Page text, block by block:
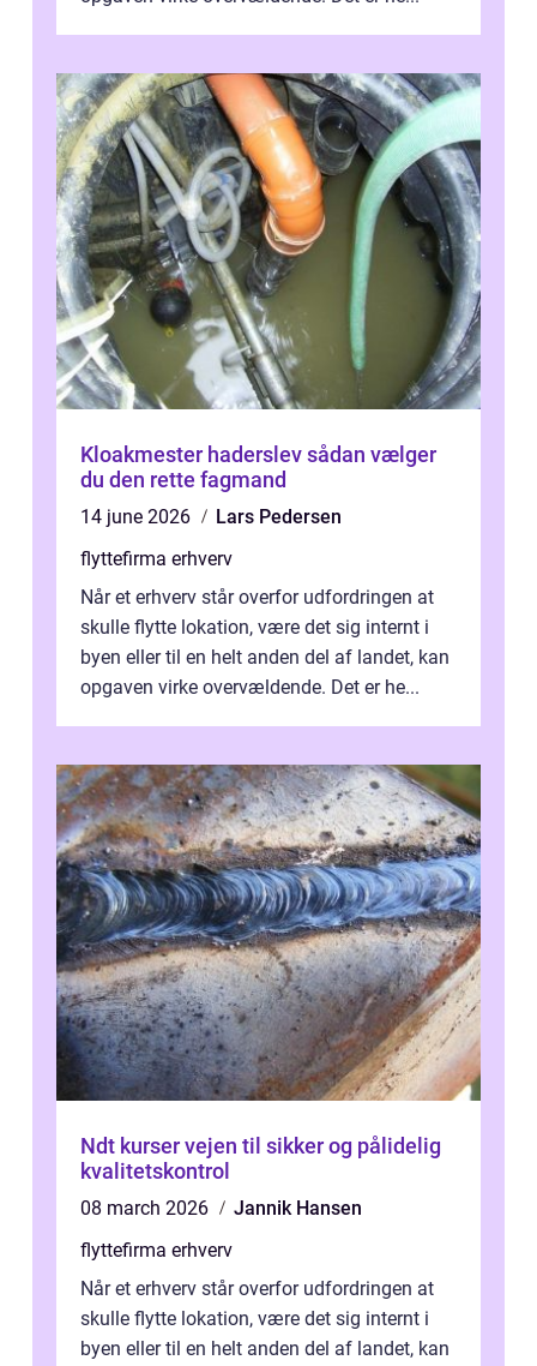
Kloakmester haderslev sådan vælger
du den rette fagmand
14 june 2026
Lars Pedersen
flyttefirma erhverv
Når et erhverv står overfor udfordringen at
skulle flytte lokation, være det sig internt i
byen eller til en helt anden del af landet, kan
opgaven virke overvældende. Det er he...
Ndt kurser vejen til sikker og pålidelig
kvalitetskontrol
08 march 2026
Jannik Hansen
flyttefirma erhverv
Når et erhverv står overfor udfordringen at
skulle flytte lokation, være det sig internt i
byen eller til en helt anden del af landet, kan